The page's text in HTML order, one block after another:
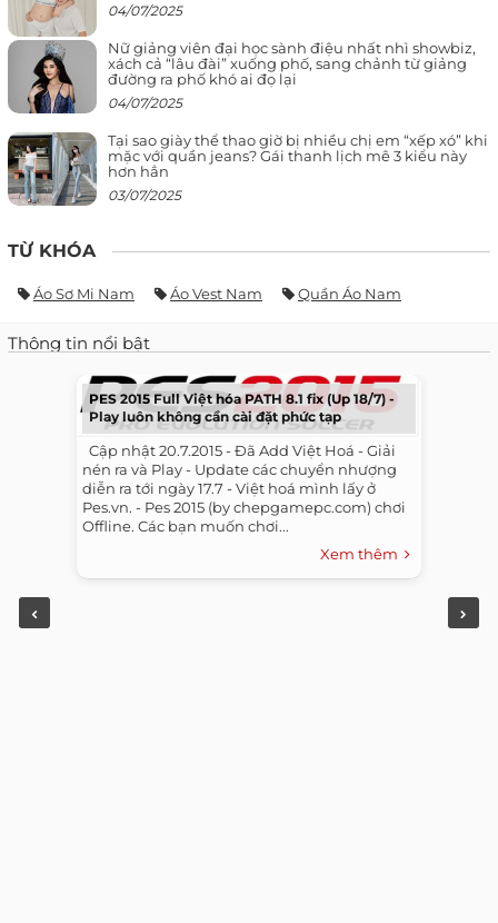
04/07/2025
Nữ giảng viên đại học sành điệu nhất nhì showbiz,
xách cả “lâu đài” xuống phố, sang chảnh từ giảng
đường ra phố khó ai đọ lại
04/07/2025
Tại sao giày thể thao giờ bị nhiều chị em “xếp xó” khi
mặc với quần jeans? Gái thanh lịch mê 3 kiểu này
hơn hẳn
03/07/2025
TỪ KHÓA
Áo Sơ Mi Nam Áo Vest Nam Quần Áo Nam
Thông tin nổi bật
PES 2015 Full Việt hóa PATH 8.1 fix (Up 18/7) -
Play luôn không cần cài đặt phức tạp
​ ​ Cập nhật 20.7.2015 - Đã Add Việt Hoá - Giải
nén ra và Play - Update các chuyển nhượng
diễn ra tới ngày 17.7 - Việt hoá mình lấy ở
Pes.vn. - Pes 2015 (by chepgamepc.com) chơi
Offline. Các bạn muốn chơi...
Xem thêm